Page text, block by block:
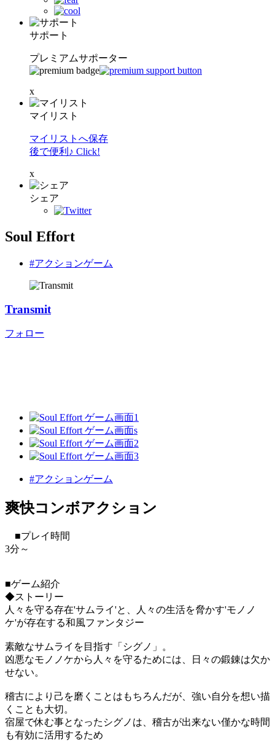
サポート
プレミアムサポーター
x
マイリスト
マイリストへ保存
後で便利♪ Click!
x
シェア
Soul Effort
#アクションゲーム
Transmit
フォロー
#アクションゲーム
爽快コンボアクション
■プレイ時間
3分～
■ゲーム紹介
◆ストーリー
人々を守る存在'サムライ'と、人々の生活を脅かす'モノノ
ケ'が存在する和風ファンタジー
素敵なサムライを目指す「シグノ」。
凶悪なモノノケから人々を守るためには、日々の鍛錬は欠か
せない。
稽古により己を磨くことはもちろんだが、強い自分を想い描
くことも大切。
宿屋で休む事となったシグノは、稽古が出来ない僅かな時間
も有効に活用するため